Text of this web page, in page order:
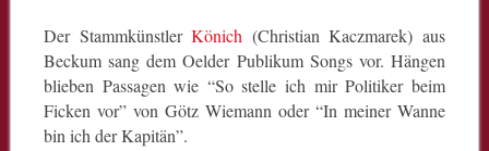
Der StammkünstlerKönich (Christian Kaczmarek) aus
Beckum sang dem Oelder Publikum Songs vor. Hängen
blieben Passagen wie “So stelle ich mir Politiker beim
Ficken vor” von Götz Wiemann oder “In meiner Wanne
bin ich der Kapitän”.